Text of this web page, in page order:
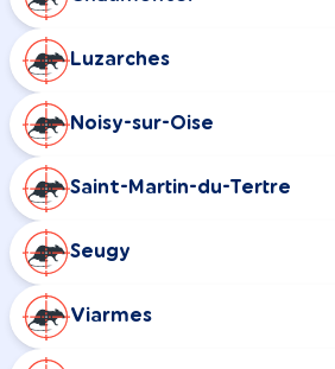
Luzarches
Noisy-sur-Oise
Saint-Martin-du-Tertre
Seugy
Viarmes